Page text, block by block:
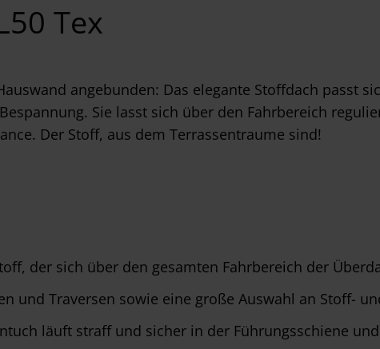
Tex
angebunden: Das elegante Stoffdach passt
Sie lasst sich über den Fahrbereich
Der Stoff, aus dem Terrassentraume sind!
der sich über den gesamten Fahrbereich der
und Traversen sowie eine große Auswahl an Stoff-
läuft straff und sicher in der Führungsschiene